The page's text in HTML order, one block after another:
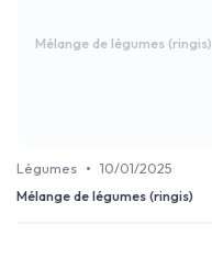
Mélange de légumes (ringis)
Légumes • 10/01/2025
Mélange de légumes (ringis)